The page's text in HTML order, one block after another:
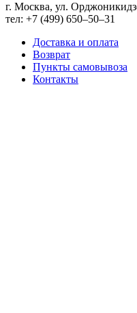
г. Москва, ул.
тел: +7 (499) 650‒50‒31
Доставка и оплата
Возврат
Пункты самовывоза
Контакты